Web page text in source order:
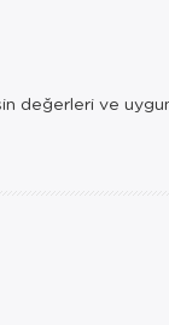
değerleri ve